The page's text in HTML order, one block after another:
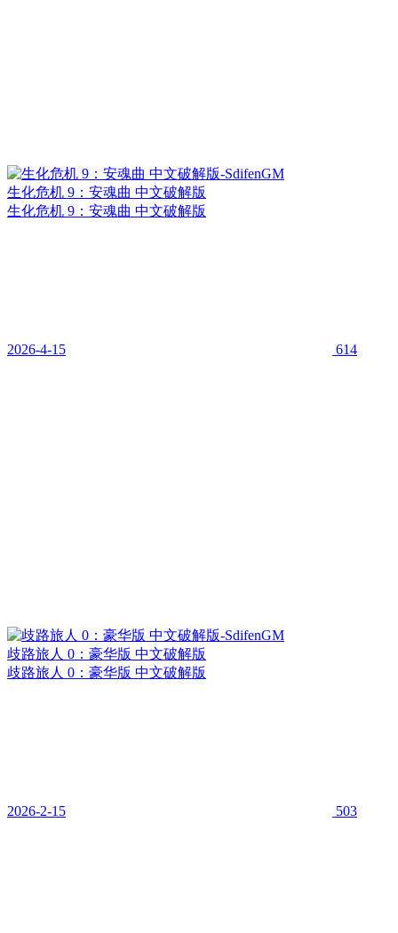
生化危机 9：安魂曲 中文破解版
生化危机 9：安魂曲 中文破解版
2026-4-15 614
歧路旅人 0：豪华版 中文破解版
歧路旅人 0：豪华版 中文破解版
2026-2-15 503